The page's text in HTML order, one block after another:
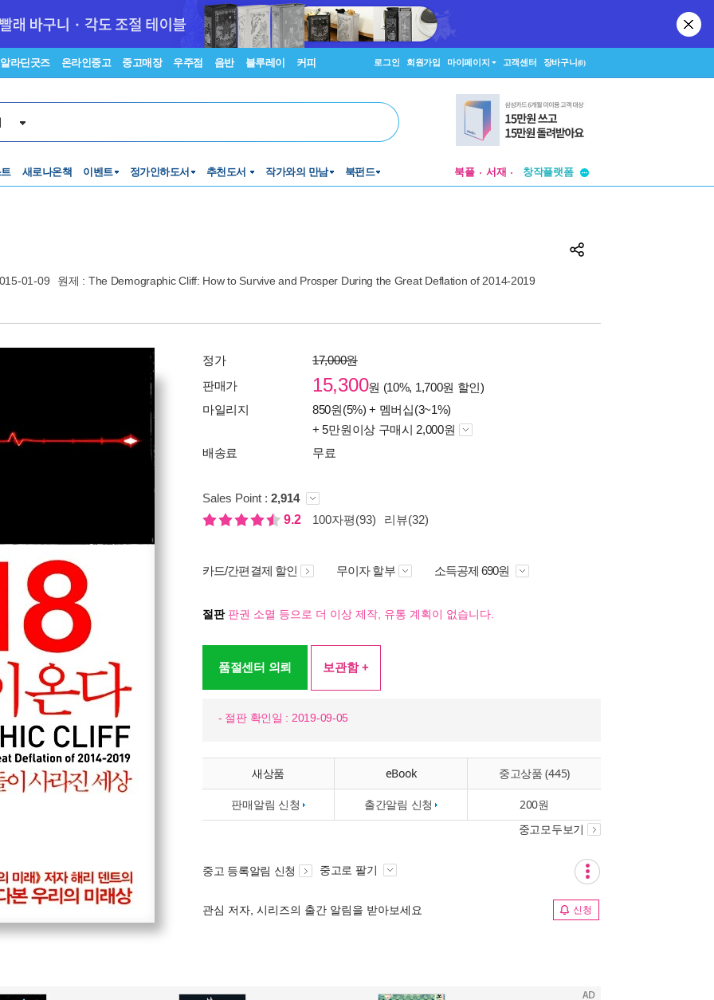
알라딘굿즈 온라인중고 중고매장 우주점 음반 블루레이 커피 로그인 회원가입 마이페이지 고객센터 장바구니(0)
새로나온책 이벤트 정가인하도서 추천도서 작가와의 만남 북펀드 북플 서재
창작플랫폼
01-09 원제 : The Demographic Cliff: How to Survive and Prosper During the Great Deflation of 2014-2019
정가
17,000원
판매가
15,300원 (10%, 1,700원 할인)
마일리지
850원(5%) + 멤버십(3~1%)
+ 5만원이상 구매시 2,000원
배송료
무료
Sales Point : 2,914
9.2
100자평(93) 리뷰(32)
카드/간편결제 할인 무이자 할부 소득공제 690원
절판판권 소멸 등으로 더 이상 제작, 유통 계획이 없습니다.
품절센터 의뢰 보관함 +
- 절판 확인일 : 2019-09-05
새상품 eBook 중고상품 (445)
판매알림 신청 출간알림 신청 200원
중고모두보기
중고 등록알림 신청 중고로 팔기
관심 저자, 시리즈의 출간 알림을 받아보세요 신청